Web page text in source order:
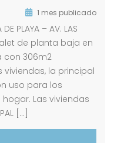
1 mes publicado
DE PLAYA – AV. LAS
de planta baja en
con 306m2
la principal
uso para los
Las viviendas
[…]